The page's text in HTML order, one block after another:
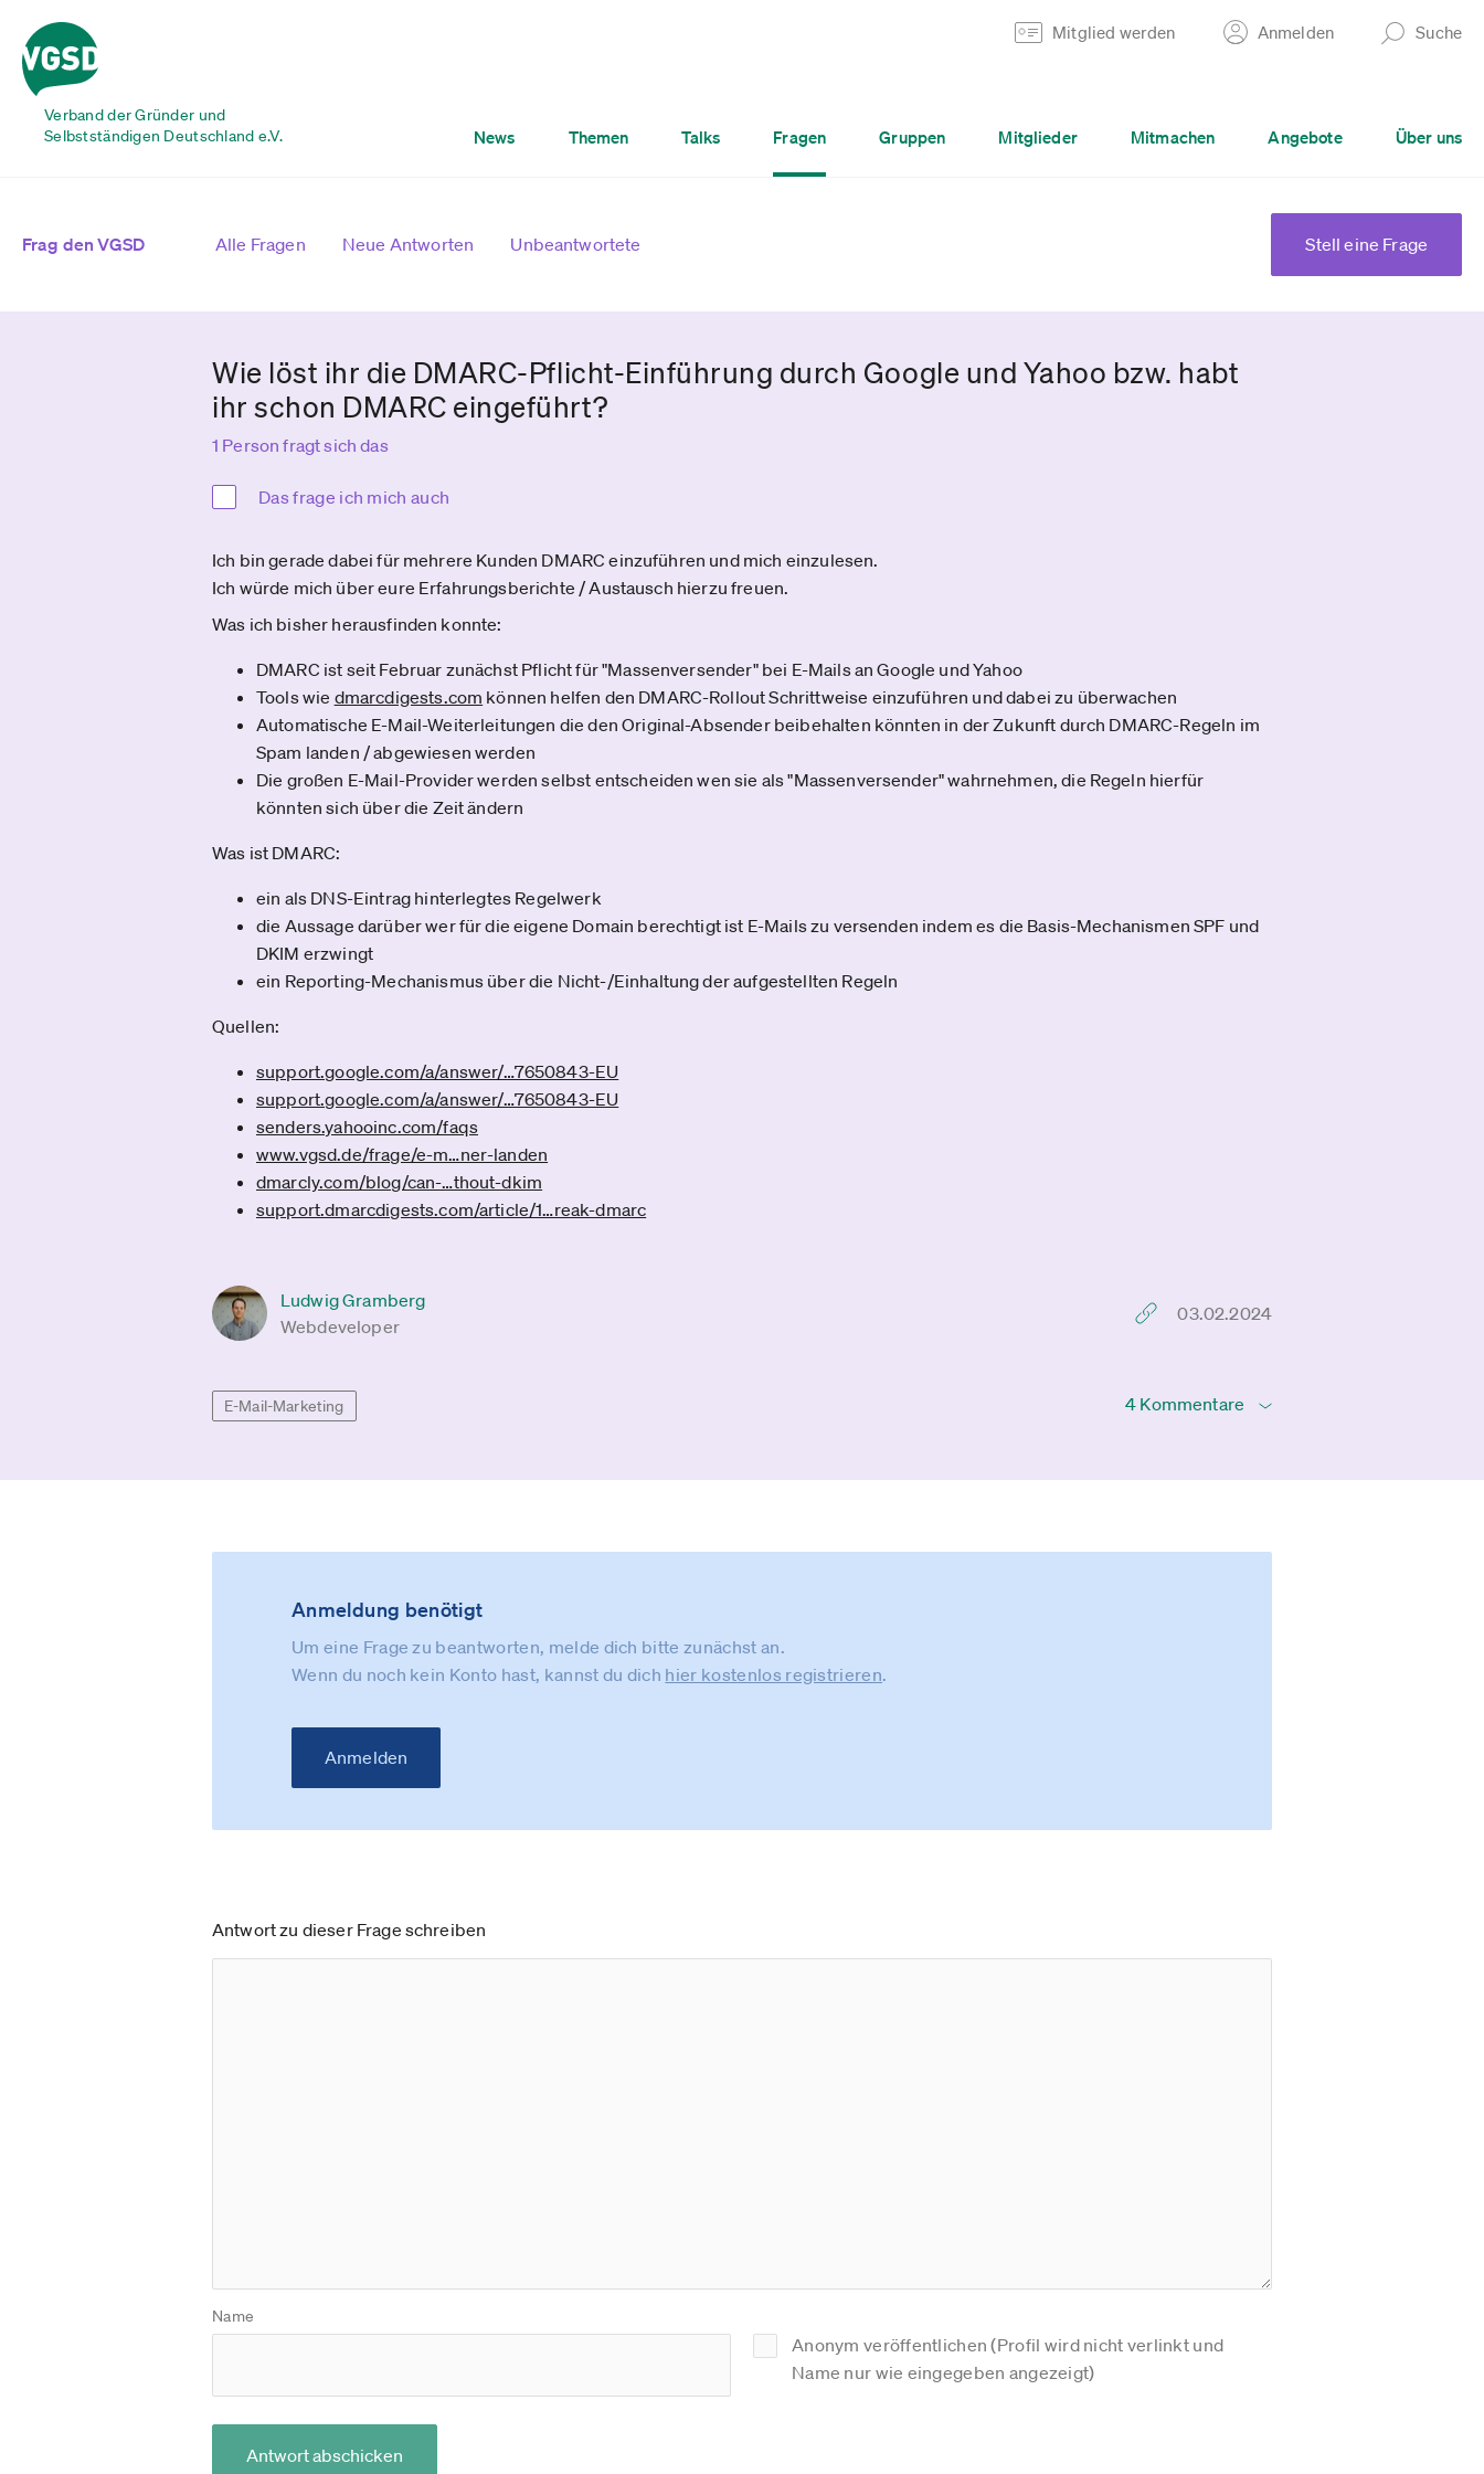
Verband der Gründer und
Selbstständigen Deutschland e.V.
Mitglied werden Anmelden Suche
News Themen Talks Fragen Gruppen Mitglieder Mitmachen Angebote Über uns
Frag den VGSD Alle Fragen Neue Antworten Unbeantwortete Stell eine Frage
Wie löst ihr die DMARC-Pflicht-Einführung durch Google und Yahoo bzw. habt
ihr schon DMARC eingeführt?
1 Person fragt sich das
Das frage ich mich auch
Ich bin gerade dabei für mehrere Kunden DMARC einzuführen und mich einzulesen.
Ich würde mich über eure Erfahrungsberichte / Austausch hierzu freuen.
Was ich bisher herausfinden konnte:
DMARC ist seit Februar zunächst Pflicht für "Massenversender" bei E-Mails an Google und Yahoo
Tools wie dmarcdigests.com­ können helfen den DMARC-Rollout Schrittweise einzuführen und dabei zu überwachen
Automatische E-Mail-Weiterleitungen die den Original-Absender beibehalten könnten in der Zukunft durch DMARC-Regeln im
Spam landen / abgewiesen werden
Die großen E-Mail-Provider werden selbst entscheiden wen sie als "Massenversender" wahrnehmen, die Regeln hierfür
könnten sich über die Zeit ändern
Was ist DMARC:
ein als DNS-Eintrag hinterlegtes Regelwerk
die Aussage darüber wer für die eigene Domain berechtigt ist E-Mails zu versenden indem es die Basis-Mechanismen SPF und
DKIM erzwingt
ein Reporting-Mechanismus über die Nicht-/Einhaltung der aufgestellten Regeln
Quellen:
support.google.com­/a/answer/­…7650843-EU
support.google.com­/a/answer/­…7650843-EU
senders.yahooinc.com­/faqs
www.vgsd.de­/frage/e-m­…ner-landen
dmarcly.com­/blog/can-­…thout-dkim
support.dmarcdigests.com­/article/1­…reak-dmarc
Ludwig Gramberg
Webdeveloper
03.02.2024
E-Mail-Marketing 4 Kommentare
Anmeldung benötigt
Um eine Frage zu beantworten, melde dich bitte zunächst an.
Wenn du noch kein Konto hast, kannst du dich hier kostenlos registrieren.
Anmelden
Antwort zu dieser Frage schreiben
Name
Anonym veröffentlichen (Profil wird nicht verlinkt und
Name nur wie eingegeben angezeigt)
Antwort abschicken